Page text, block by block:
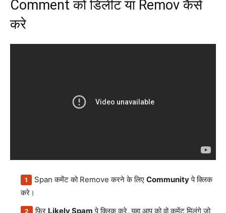
Comment को डिलीट या Remov कैसे
करे
Span कमेंट को Remove करने के लिए Communityपे क्लिक
करे।
फिर Likely Spam पे क्लिक करे, यहा आप को वो कमेंट मिलंगे जो